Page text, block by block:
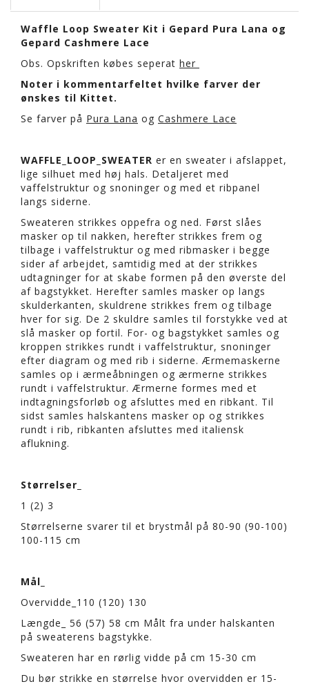
Waffle Loop Sweater Kit i Gepard Pura Lana og
Gepard Cashmere Lace
Obs. Opskriften købes seperat her
Noter i kommentarfeltet hvilke farver der
ønskes til Kittet.
Se farver på Pura Lana og Cashmere Lace
WAFFLE_LOOP_SWEATER er en sweater i afslappet,
lige silhuet med høj hals. Detaljeret med
vaffelstruktur og snoninger og med et ribpanel
langs siderne.
Sweateren strikkes oppefra og ned. Først slåes
masker op til nakken, herefter strikkes frem og
tilbage i vaffelstruktur og med ribmasker i begge
sider af arbejdet, samtidig med at der strikkes
udtagninger for at skabe formen på den øverste del
af bagstykket. Herefter samles masker op langs
skulderkanten, skuldrene strikkes frem og tilbage
hver for sig. De 2 skuldre samles til forstykke ved at
slå masker op fortil. For- og bagstykket samles og
kroppen strikkes rundt i vaffelstruktur, snoninger
efter diagram og med rib i siderne. Ærmemaskerne
samles op i ærmeåbningen og ærmerne strikkes
rundt i vaffelstruktur. Ærmerne formes med et
indtagningsforløb og afsluttes med en ribkant. Til
sidst samles halskantens masker op og strikkes
rundt i rib, ribkanten afsluttes med italiensk
aflukning.
Størrelser_
1 (2) 3
Størrelserne svarer til et brystmål på 80-90 (90-100)
100-115 cm
Mål_
Overvidde_110 (120) 130
Længde_ 56 (57) 58 cm Målt fra under halskanten
på sweaterens bagstykke.
Sweateren har en rørlig vidde på cm 15-30 cm
Du bør strikke en størrelse hvor overvidden er 15-